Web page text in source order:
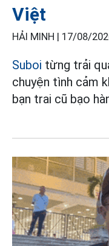
Việt
HẢI MINH | 17/08/
Suboi từng trải
chuyện tình cảm
bạn trai cũ bạo